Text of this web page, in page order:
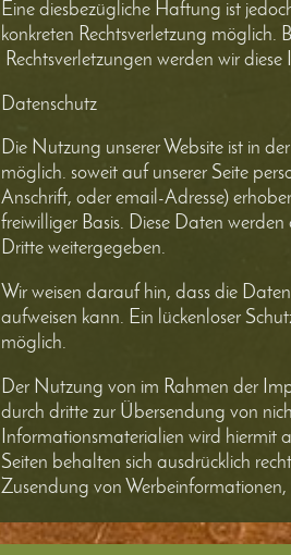
Eine diesbezügliche Haftung ist
konkreten Rechtsverletzung möglich.
Rechtsverletzungen werden wir
Datenschutz
Die Nutzung unserer Website ist in
möglich. soweit auf unserer Seite
Anschrift, oder email-Adresse)
freiwilliger Basis. Diese Daten
Dritte weitergegeben.
Wir weisen darauf hin, dass die
aufweisen kann. Ein lückenloser
möglich.
Der Nutzung von im Rahmen der
durch dritte zur Übersendung von
Informationsmaterialien wird hiermit
Seiten behalten sich ausdrücklich
Zusendung von